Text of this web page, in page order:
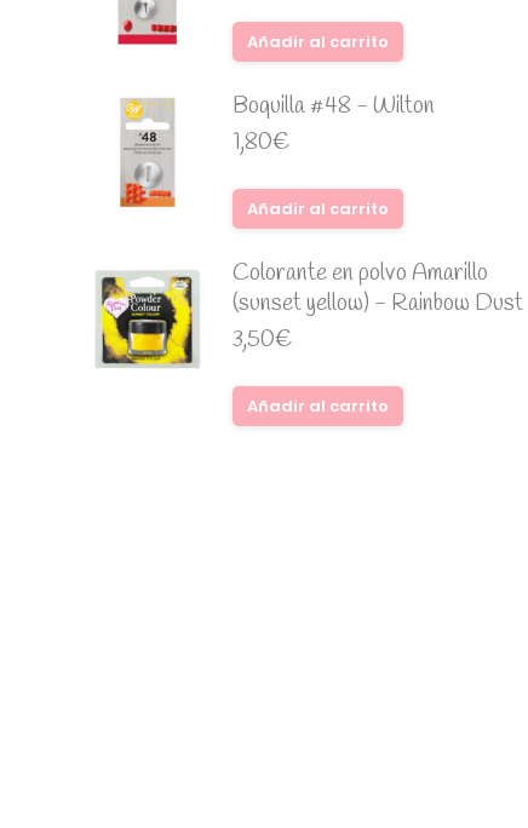
Añadir al carrito
Boquilla #48 - Wilton
1,80€
Añadir al carrito
Colorante en polvo Amarillo
(sunset yellow) - Rainbow Dust
3,50€
Añadir al carrito